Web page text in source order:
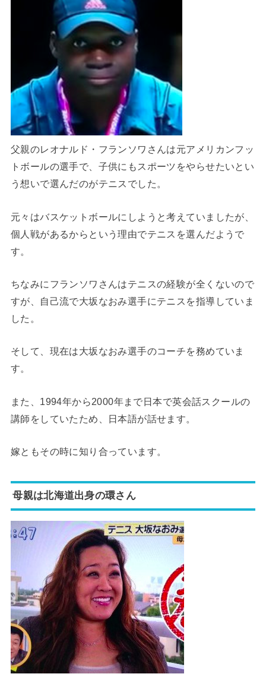
父親のレオナルド・フランソワさんは元アメリカンフッ
トボールの選手で、子供にもスポーツをやらせたいとい
う想いで選んだのがテニスでした。
元々はバスケットボールにしようと考えていましたが、
個人戦があるからという理由でテニスを選んだようで
す。
ちなみにフランソワさんはテニスの経験が全くないので
すが、自己流で大坂なおみ選手にテニスを指導していま
した。
そして、現在は大坂なおみ選手のコーチを務めていま
す。
また、1994年から2000年まで日本で英会話スクールの
講師をしていたため、日本語が話せます。
嫁ともその時に知り合っています。
母親は北海道出身の環さん